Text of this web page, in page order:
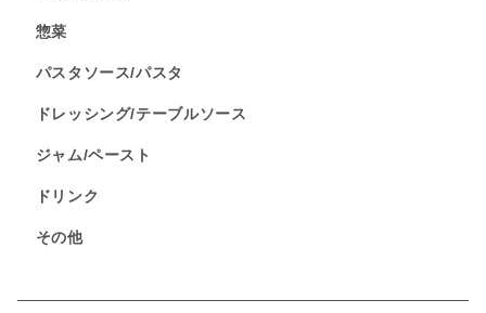
惣菜
パスタソース/パスタ
ドレッシング/テーブルソース
ジャム/ペースト
ドリンク
その他